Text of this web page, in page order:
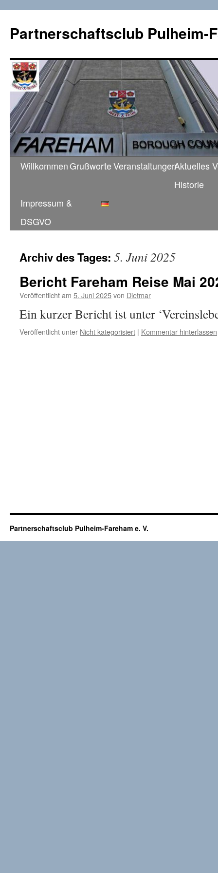
springen
Partnerschaftsclub Pulheim-
WillkommenGrußworteVeranstaltungenAktuelles
Historie
Impressum &
DSGVO
Archiv des Tages: 5. Juni 2025
Bericht Fareham Reise Mai
Veröffentlicht am 5. Juni 2025von Dietmar
Ein kurzer Bericht ist unter
Veröffentlicht unter Nicht kategorisiert | Kommentar hinterlassen
Partnerschaftsclub Pulheim-Fareham e. V.